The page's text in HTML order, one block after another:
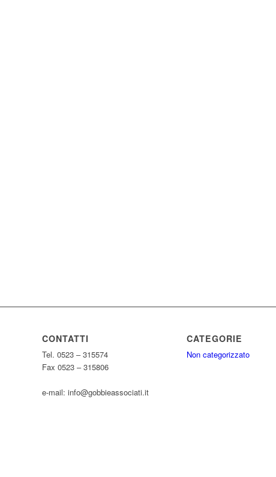
CONTATTI
Tel. 0523 – 315574
Fax 0523 – 315806
e-mail: info@gobbieassociati.it
CATEGORIE
Non categorizzato